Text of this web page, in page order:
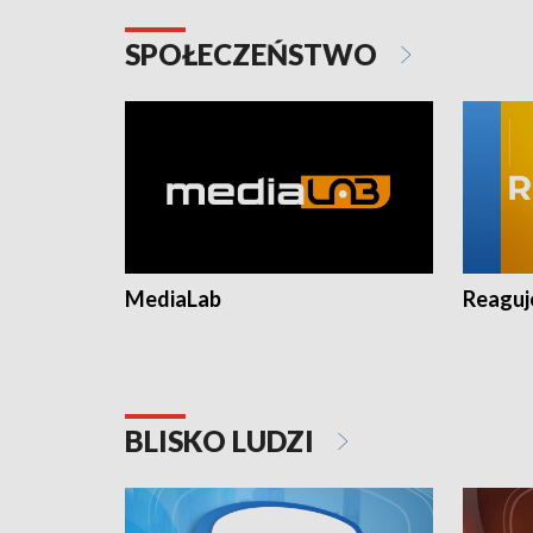
SPOŁECZEŃSTWO
MediaLab
BLISKO LUDZI